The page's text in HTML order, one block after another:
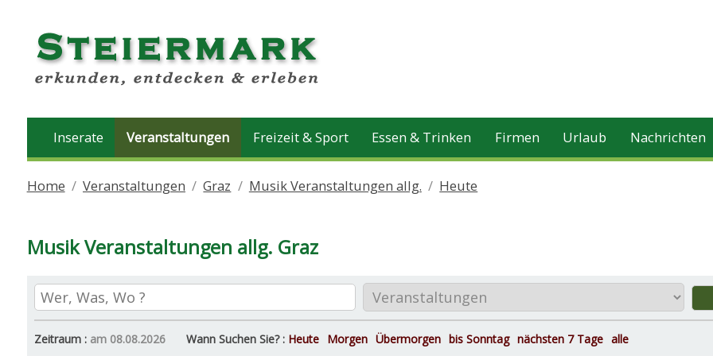
Inserate Veranstaltungen Freizeit & Sport Essen & Trinken Firmen Urlaub Nachrichten
Home Veranstaltungen Graz Musik Veranstaltungen allg. Heute
Musik Veranstaltungen allg. Graz
Zeitraum : am 08.08.2026 Wann Suchen Sie? : Heute Morgen Übermorgen bis Sonntag nächsten 7 Tage alle